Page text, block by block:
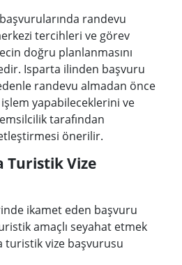
randevu
tercihleri ve görev
doğru planlanmasını
Isparta ilinden başvuru
randevu almadan önce
yapabileceklerini ve
tarafından
önerilir.
Turistik Vize
ikamet eden başvuru
amaçlı seyahat etmek
turistik vize başvurusu